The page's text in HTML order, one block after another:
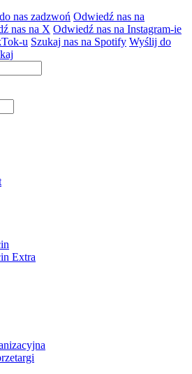
nas zadzwoń Odwiedź nas na
nas na X Odwiedź nas na Instagram-ie
u Szukaj nas na Spotify Wyślij do
Extra